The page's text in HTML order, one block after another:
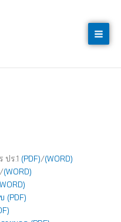
ปร.1 (PDF)/(WORD)
/(WORD)
(PDF)